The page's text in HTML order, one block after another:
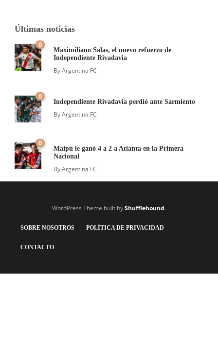
Últimas noticias
0
Maximiliano Salas, el nuevo refuerzo de
Independiente Rivadavia
ByArgentina FC
0
Independiente Rivadavia perdió ante Sarmiento
ByArgentina FC
0
Maipú le ganó 4 a 2 a Atlanta en la Primera
Nacional
ByArgentina FC
WordPress Theme built byShufflehound.
SOBRE NOSOTROS POLÍTICA DE PRIVACIDAD
CONTACTO